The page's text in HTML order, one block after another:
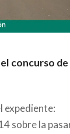
concurso
expediente:
sobre la